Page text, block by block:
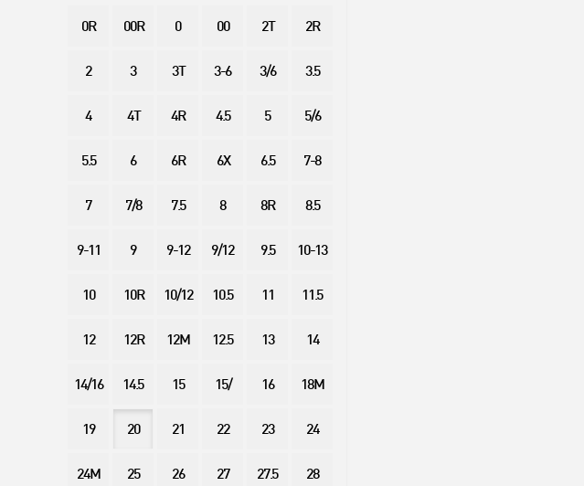
0R 00R 0 00 2T 2R
2 3 3T 3-6 3/6 3.5
4 4T 4R 4.5 5 5/6
5.5 6 6R 6X 6.5 7-8
7 7/8 7.5 8 8R 8.5
9-11 9 9-12 9/12 9.5 10-13
10 10R 10/12 10.5 11 11.5
12 12R 12M 12.5 13 14
14/16 14.5 15 15/ 16 18M
19 20 21 22 23 24
24M 25 26 27 27.5 28